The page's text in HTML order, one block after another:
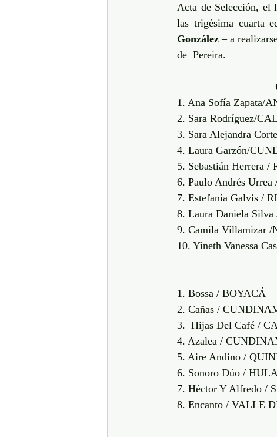
Acta de Selección, el
las trigésima cuarta
González – a
de  Pereira.
1. Ana Sofía Zapata/
2. Sara Rodríguez/
3. Sara Alejandra
4. Laura Garzón/
5. Sebastián Herrera
6. Paulo Andrés
7. Estefanía Galvis /
8. Laura Daniela
9. Camila Villamizar /
10. Yineth Vanessa
1. Bossa / BOYACÁ
2. Cañas /
3.  Hijas Del Café /
4. Azalea /
5. Aire Andino /
6. Sonoro Dúo /
7. Héctor Y Alfredo /
8. Encanto / VALLE